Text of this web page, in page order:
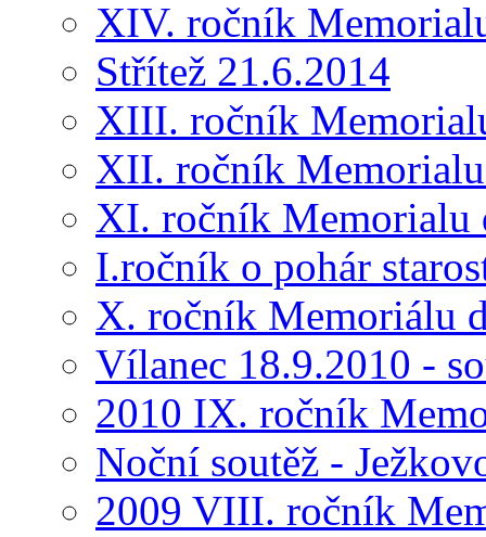
XIV. ročník
Střítež 21.6.2014
XIII. ročník
XII. ročník
XI. ročník Memorialu
I.ročník o pohár
X. ročník Memoriálu
Vílanec 18.9.2010 -
2010 IX. ročník
Noční soutěž -
2009 VIII. ročník